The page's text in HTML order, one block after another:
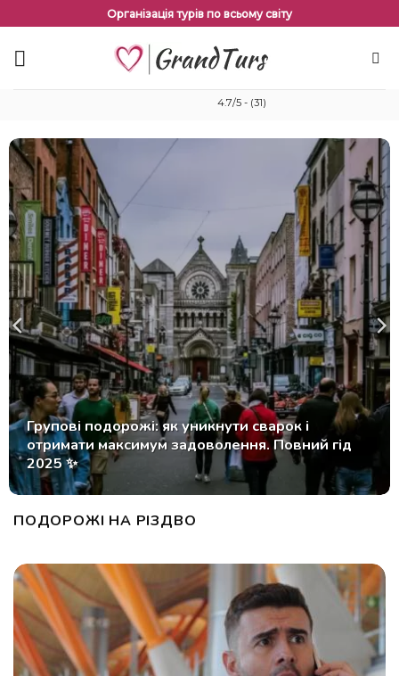
змісту
Організація турів по всьому світу
4.7/5 - (31)
Туристів застерегли від чотирьох помилок під
час відвідування грецьких островів цієї осені
ПОДОРОЖІ НА РІЗДВО